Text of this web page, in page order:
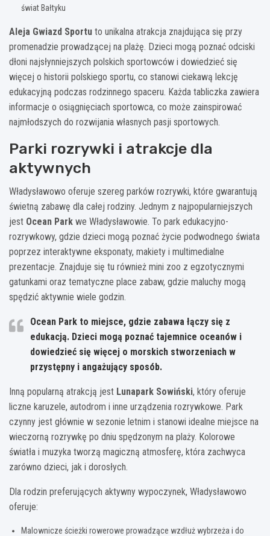
świat Bałtyku
Aleja Gwiazd Sportu to unikalna atrakcja znajdująca się przy
promenadzie prowadzącej na plażę. Dzieci mogą poznać odciski
dłoni najsłynniejszych polskich sportowców i dowiedzieć się
więcej o historii polskiego sportu, co stanowi ciekawą lekcję
edukacyjną podczas rodzinnego spaceru. Każda tabliczka zawiera
informacje o osiągnięciach sportowca, co może zainspirować
najmłodszych do rozwijania własnych pasji sportowych.
Parki rozrywki i atrakcje dla
aktywnych
Władysławowo oferuje szereg parków rozrywki, które gwarantują
świetną zabawę dla całej rodziny. Jednym z najpopularniejszych
jest Ocean Park we Władysławowie. To park edukacyjno-
rozrywkowy, gdzie dzieci mogą poznać życie podwodnego świata
poprzez interaktywne eksponaty, makiety i multimedialne
prezentacje. Znajduje się tu również mini zoo z egzotycznymi
gatunkami oraz tematyczne place zabaw, gdzie maluchy mogą
spędzić aktywnie wiele godzin.
Ocean Park to miejsce, gdzie zabawa łączy się z
edukacją. Dzieci mogą poznać tajemnice oceanów i
dowiedzieć się więcej o morskich stworzeniach w
przystępny i angażujący sposób.
Inną popularną atrakcją jest Lunapark Sowiński, który oferuje
liczne karuzele, autodrom i inne urządzenia rozrywkowe. Park
czynny jest głównie w sezonie letnim i stanowi idealne miejsce na
wieczorną rozrywkę po dniu spędzonym na plaży. Kolorowe
światła i muzyka tworzą magiczną atmosferę, która zachwyca
zarówno dzieci, jak i dorosłych.
Dla rodzin preferujących aktywny wypoczynek, Władysławowo
oferuje:
Malownicze ścieżki rowerowe prowadzące wzdłuż wybrzeża i do